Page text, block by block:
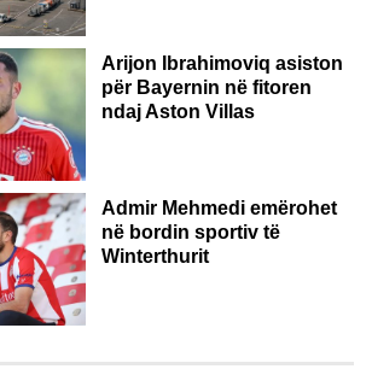
Arijon Ibrahimoviq asiston
për Bayernin në fitoren
ndaj Aston Villas
Admir Mehmedi emërohet
në bordin sportiv të
Winterthurit